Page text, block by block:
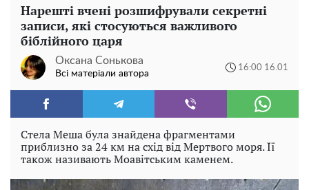
Нарешті вчені розшифрували секретні
записи, які стосуються важливого
біблійного царя
Оксана Сонькова
Всі матеріали автора
16:00 16.01
Стела Меша була знайдена фрагментами
приблизно за 24 км на схід від Мертвого моря. Її
також називають Моавітським каменем.